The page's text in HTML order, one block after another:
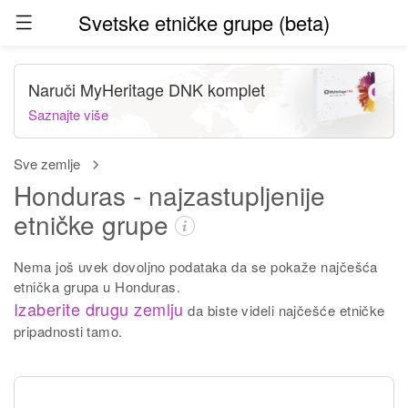
Svetske etničke grupe (beta)
Sve zemlje
Honduras - najzastupljenije
etničke grupe
Nema još uvek dovoljno podataka da se pokaže najčešća
etnička grupa u Honduras.
Izaberite drugu zemlju da biste videli najčešće etničke
pripadnosti tamo.
Naruči MyHeritage DNK komplet
Saznajte više